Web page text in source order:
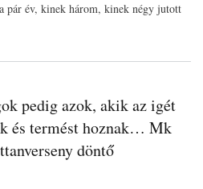
pár év, kinek három, kinek négy jutott
pedig azok, akik az igét
és termést hoznak… Mk
döntő